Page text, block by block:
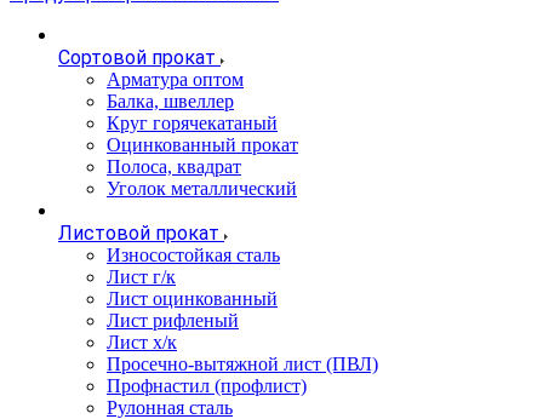
Сортовой прокат
Арматура оптом
Балка, швеллер
Круг горячекатаный
Оцинкованный прокат
Полоса, квадрат
Уголок металлический
Листовой прокат
Износостойкая сталь
Лист г/к
Лист оцинкованный
Лист рифленый
Лист х/к
Просечно-вытяжной лист (ПВЛ)
Профнастил (профлист)
Рулонная сталь